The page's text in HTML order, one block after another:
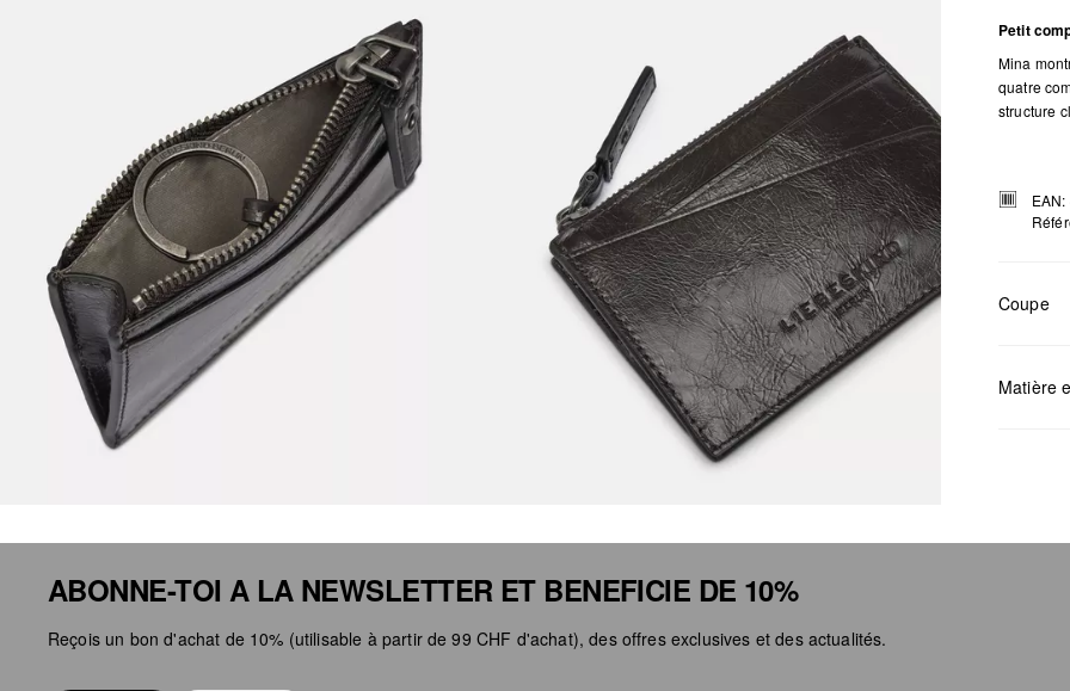
Petit
Mina
quatre
structure
Coupe
Matière
ABONNE-TOI A LA NEWSLETTER ET BENEFICIE DE 10%
Reçois un bon d'achat de 10% (utilisable à partir de 99 CHF d'achat), des offres exclusives et des actualités.